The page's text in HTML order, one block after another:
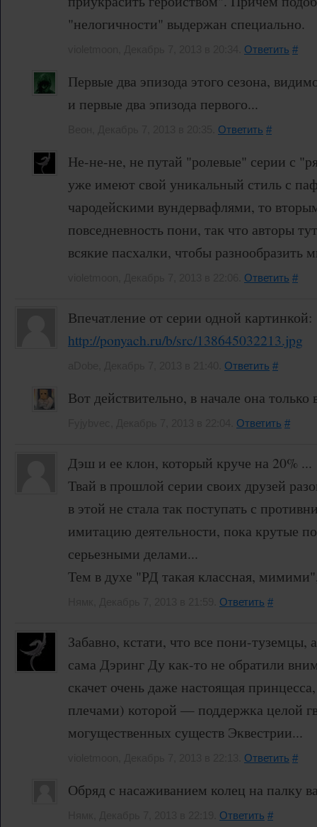
"нелогичности" выдержан специально.
Ответить #
Первые два эпизода этого сезона,
и первые два эпизода первого...
Ответить #
Не-не-не, не путай "ролевые" серии с
уже имеют свой уникальный стиль с
чародейскими вундервафлями, то
повседневность пони, так что авторы
всякие пасхалки, чтобы разнообразить
Ответить #
Впечатление от серии одной картинкой:
http://ponyach.ru/b/src/138645032213.jpg
Ответить #
Вот действительно, в начале она только
Ответить #
Дэш и ее клон, который круче на 20% ...
Твай в прошлой серии своих друзей
в этой не стала так поступать с
имитацию деятельности, пока крутые
серьезными делами...
Тем в духе "РД такая классная,
Ответить #
Забавно, кстати, что все пони-туземцы,
сама Дэринг Ду как-то не обратили
скачет очень даже настоящая
плечами) которой — поддержка целой
могущественных существ Эквестрии...
Ответить #
Обряд с насаживанием колец на палку
Ответить #